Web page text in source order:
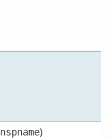
nspname)